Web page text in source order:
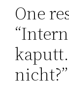
One
nicht?”